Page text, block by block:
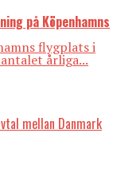
på Köpenhamns
flygplats i
årliga...
mellan Danmark